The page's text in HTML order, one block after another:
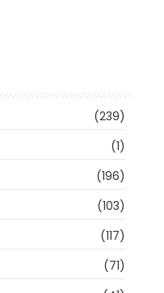
(239)
(1)
(196)
(103)
(117)
(71)